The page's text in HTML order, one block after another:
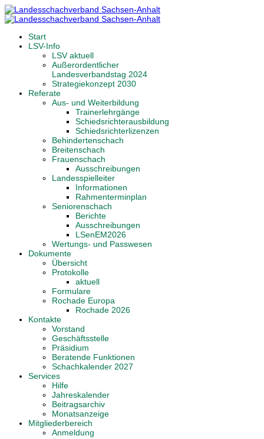
Start
LSV-Info
LSV aktuell
Außerordentlicher
Landesverbandstag 2024
Strategiekonzept 2030
Referate
Aus- und Weiterbildung
Trainerlehrgänge
Schiedsrichterausbildung
Schiedsrichterlizenzen
Behindertenschach
Breitenschach
Frauenschach
Ausschreibungen
Landesspielleiter
Informationen
Rahmenterminplan
Seniorenschach
Berichte
Ausschreibungen
LSenEM2026
Wertungs- und Passwesen
Dokumente
Übersicht
Protokolle
aktuell
Formulare
Rochade Europa
Rochade 2026
Kontakte
Vorstand
Geschäftsstelle
Präsidium
Beratende Funktionen
Schachkalender 2027
Services
Hilfe
Jahreskalender
Beitragsarchiv
Monatsanzeige
Mitgliederbereich
Anmeldung